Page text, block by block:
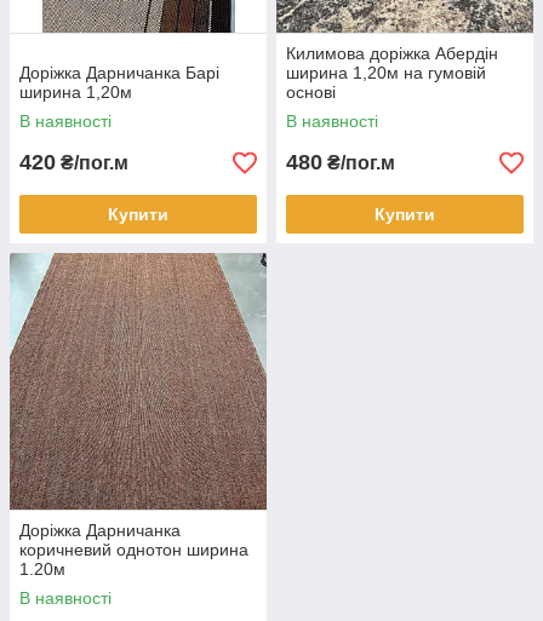
Доріжка Дарничанка Барі
ширина 1,20м
В наявності
420 ₴/пог.м
Купити
Килимова доріжка Абердін
ширина 1,20м на гумовій
основі
В наявності
480 ₴/пог.м
Купити
Доріжка Дарничанка
коричневий однотон ширина
1.20м
В наявності